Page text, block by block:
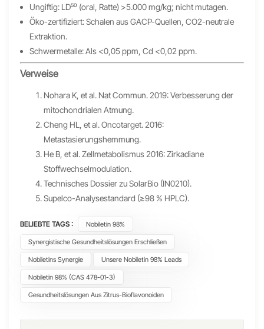
Ungiftig: LD₅₀ (oral, Ratte) >5.000 mg/kg; nicht mutagen.
Öko-zertifiziert: Schalen aus GACP-Quellen, CO2-neutrale
Extraktion.
Schwermetalle: Als <0,05 ppm, Cd <0,02 ppm.
Verweise
Nohara K, et al. Nat Commun. 2019: Verbesserung der
mitochondrialen Atmung.
Cheng HL, et al. Oncotarget. 2016:
Metastasierungshemmung.
He B, et al. Zellmetabolismus 2016: Zirkadiane
Stoffwechselmodulation.
Technisches Dossier zu SolarBio (IN0210).
Supelco-Analysestandard (≥98 % HPLC).
BELIEBTE TAGS : Nobiletin 98%
Synergistische Gesundheitslösungen Erschließen
Nobiletins Synergie Unsere Nobiletin 98% Leads
Nobiletin 98% (CAS 478-01-3)
Gesundheitslösungen Aus Zitrus-Bioflavonoiden